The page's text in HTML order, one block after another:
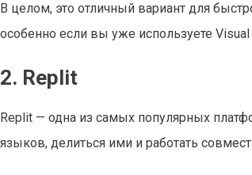
В целом, это отличный вариант для
особенно если вы уже используете Visual
2. Replit
Replit — одна из самых популярных
языков, делиться ими и работать